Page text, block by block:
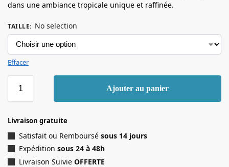
dans une ambiance tropicale unique et raffinée.
TAILLE: No selection
Effacer
Ajouter au panier
Livraison gratuite
Satisfait ou Remboursé sous 14 jours
Expédition sous 24 à 48h
Livraison Suivie OFFERTE